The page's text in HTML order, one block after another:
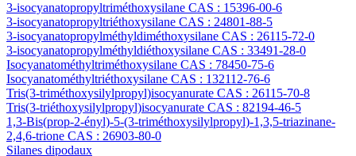
3-isocyanatopropyltriméthoxysilane CAS : 15396-00-6
3-isocyanatopropyltriéthoxysilane CAS : 24801-88-5
3-isocyanatopropylméthyldiméthoxysilane CAS : 26115-72-0
3-isocyanatopropylméthyldiéthoxysilane CAS : 33491-28-0
Isocyanatométhyltriméthoxysilane CAS : 78450-75-6
Isocyanatométhyltriéthoxysilane CAS : 132112-76-6
Tris(3-triméthoxysilylpropyl)isocyanurate CAS : 26115-70-8
Tris(3-triéthoxysilylpropyl)isocyanurate CAS : 82194-46-5
1,3-Bis(prop-2-ényl)-5-(3-triméthoxysilylpropyl)-1,3,5-triazinane-
2,4,6-trione CAS : 26903-80-0
Silanes dipodaux